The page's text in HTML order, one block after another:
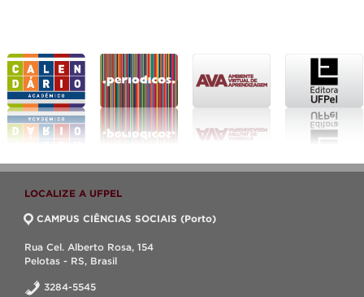
LOCALIZE A UFPEL
CAMPUS CIÊNCIAS SOCIAIS (Porto)
Rua Cel. Alberto Rosa, 154
Pelotas - RS, Brasil
3284-5545